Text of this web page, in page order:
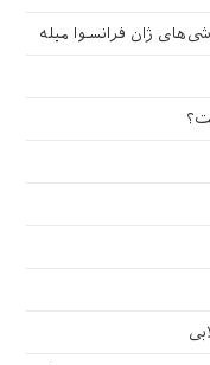
ژان فرانسوا میله